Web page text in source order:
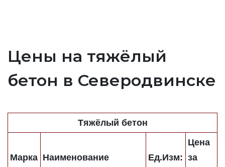
Цены на тяжёлый
бетон в Северодвинске
Тяжёлый бетон
Марка Наименование Ед.Изм:
Цена
за